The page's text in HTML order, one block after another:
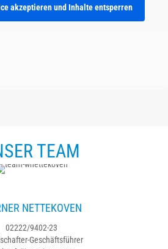
akzeptieren und Inhalte entsperren
TEAM
NETTEKOVEN
02222/9402-23
Geschäftsführer